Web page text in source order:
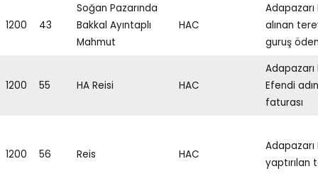
1200 43
Soğan Pazarında
Bakkal Ayıntaplı
Mahmut
HAC
Adapazarı
alınan
guruş
1200 55 HA Reisi HAC
Adapazarı
Efendi
faturası
1200 56 Reis HAC
Adapazarı
yaptırılan